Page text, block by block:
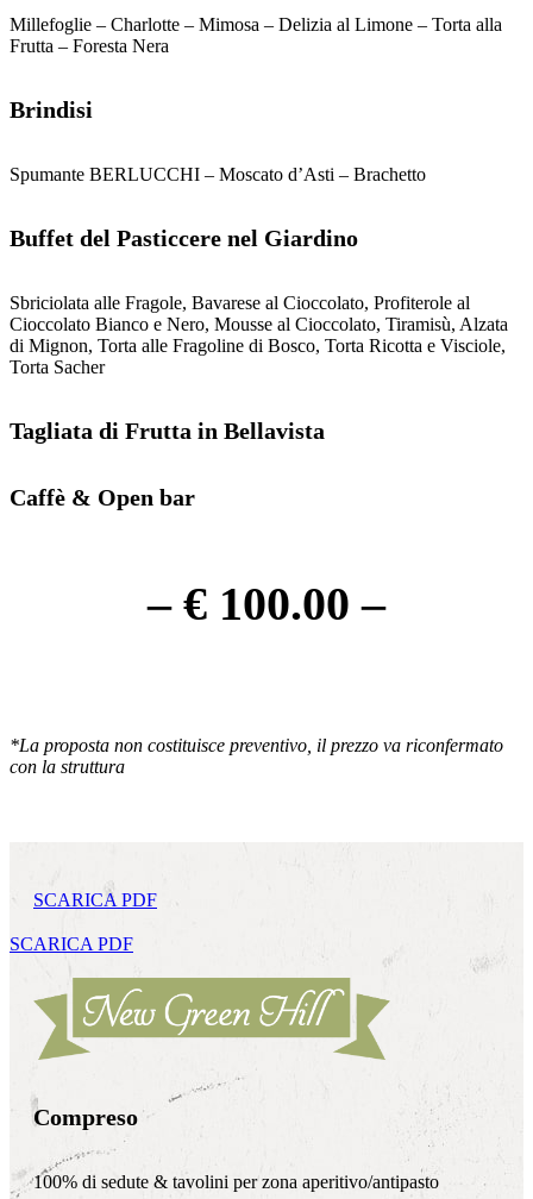
Millefoglie – Charlotte – Mimosa – Delizia al Limone – Torta alla
Frutta – Foresta Nera
Brindisi
Spumante BERLUCCHI – Moscato d’Asti – Brachetto
Buffet del Pasticcere nel Giardino
Sbriciolata alle Fragole, Bavarese al Cioccolato, Profiterole al
Cioccolato Bianco e Nero, Mousse al Cioccolato, Tiramisù, Alzata
di Mignon, Torta alle Fragoline di Bosco, Torta Ricotta e Visciole,
Torta Sacher
Tagliata di Frutta in Bellavista
Caffè & Open bar
– € 100.00 –
*La proposta non costituisce preventivo, il prezzo va riconfermato
con la struttura
SCARICA PDF
SCARICA PDF
Compreso
100% di sedute & tavolini per zona aperitivo/antipasto